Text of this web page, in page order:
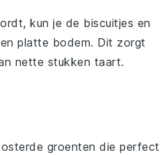
kun je de biscuitjes en
platte bodem. Dit zorgt
nette stukken taart.
groenten die perfect